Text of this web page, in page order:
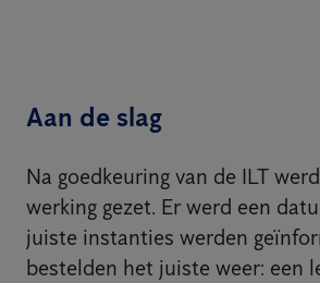
Aan de slag
Na goedkeuring van de ILT
werking gezet. Er werd een
juiste instanties werden
bestelden het juiste weer: een